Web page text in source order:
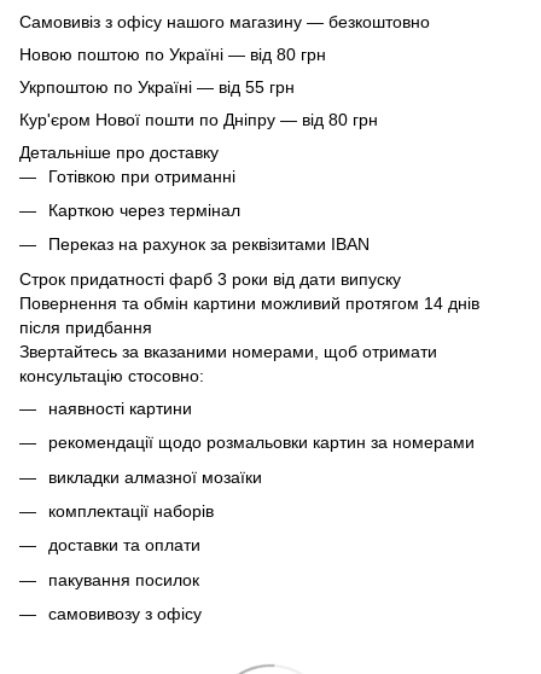
Самовивіз з офісу нашого магазину — безкоштовно
Новою поштою по Україні — від 80 грн
Укрпоштою по Україні — від 55 грн
Кур'єром Нової пошти по Дніпру — від 80 грн
Детальніше про доставку
Готівкою при отриманні
Карткою через термінал
Переказ на рахунок за реквізитами IBAN
Строк придатності фарб 3 роки від дати випуску
Повернення та обмін картини можливий протягом 14 днів
після придбання
Звертайтесь за вказаними номерами, щоб отримати
консультацію стосовно:
наявності картини
рекомендації щодо розмальовки картин за номерами
викладки алмазної мозаїки
комплектації наборів
доставки та оплати
пакування посилок
самовивозу з офісу